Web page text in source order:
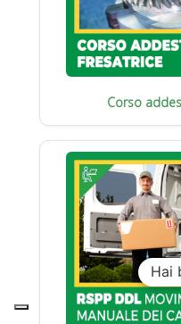
Corso
Hai